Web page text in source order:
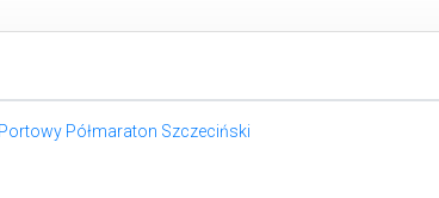
Półmaraton Szczeciński